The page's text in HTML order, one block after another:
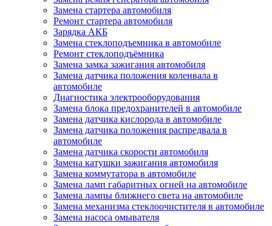
Замена стартера автомобиля
Ремонт стартера автомобиля
Зарядка АКБ
Замена стеклоподъемника в автомобиле
Ремонт стеклоподъёмника
Замена замка зажигания автомобиля
Замена датчика положения коленвала в
автомобиле
Диагностика электрооборудования
Замена блока предохранителей в автомобиле
Замена датчика кислорода в автомобиле
Замена датчика положения распредвала в
автомобиле
Замена датчика скорости автомобиля
Замена катушки зажигания автомобиля
Замена коммутатора в автомобиле
Замена ламп габаритных огней на автомобиле
Замена лампы ближнего света на автомобиле
Замена механизма стеклоочистителя в автомобиле
Замена насоса омывателя